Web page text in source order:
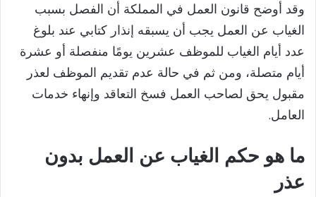
وقد أوضح قانون العمل في المملكة أن الفصل بسبب
الغياب عن العمل يجب أن يسبقه إنذار كتابي عند بلوغ
عدد أيام الغياب للموظف عشرين يومًا منفصلة أو عشرة
أيام متصلة، ومن ثم في حالة عدم تقديم الموظف لعذر
مقبول يحق لصاحب العمل فسخ التعاقد وإنهاء خدمات
العامل.
ما هو حكم الغياب عن العمل بدون
عذر